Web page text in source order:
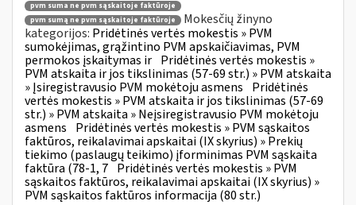
pvm suma ne pvm sąskaitoje faktūroje
pvm sumą ne pvm sąskaitoje faktūroje
Mokesčių žinyno
kategorijos: Pridėtinės vertės mokestis » PVM
sumokėjimas, grąžintino PVM apskaičiavimas, PVM
permokos įskaitymas ir Pridėtinės vertės mokestis »
PVM atskaita ir jos tikslinimas (57-69 str.) » PVM atskaita
» Įsiregistravusio PVM mokėtoju asmens Pridėtinės
vertės mokestis » PVM atskaita ir jos tikslinimas (57-69
str.) » PVM atskaita » Neįsiregistravusio PVM mokėtoju
asmens Pridėtinės vertės mokestis » PVM sąskaitos
faktūros, reikalavimai apskaitai (IX skyrius) » Prekių
tiekimo (paslaugų teikimo) įforminimas PVM sąskaita
faktūra (78-1, 7 Pridėtinės vertės mokestis » PVM
sąskaitos faktūros, reikalavimai apskaitai (IX skyrius) »
PVM sąskaitos faktūros informacija (80 str.)